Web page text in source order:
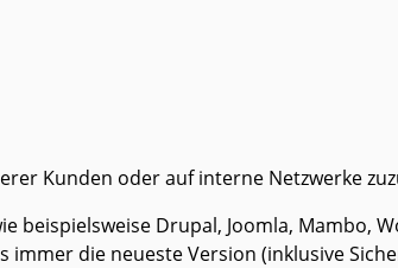
Kunden oder auf interne Netzwerke
Drupal, Joomla, Mambo,
die neueste Version (inklusive